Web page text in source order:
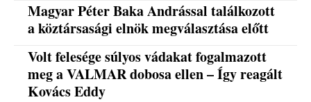
Magyar Péter Baka Andrással találkozott
a köztársasági elnök megválasztása előtt
Volt felesége súlyos vádakat fogalmazott
meg a VALMAR dobosa ellen – Így reagált
Kovács Eddy